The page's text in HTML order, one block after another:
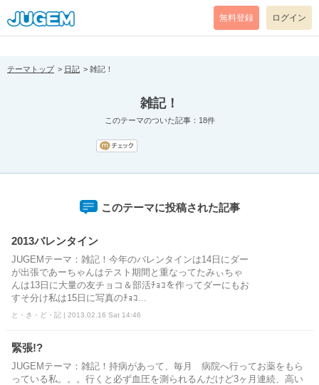
[pear_error: message="Success" code=0 mode=return level=notice
prefix="" info=""]
無料登録 ログイン
テーマトップ 日記 雑記！
雑記！
このテーマのついた記事：18件
このテーマに投稿された記事
2013バレンタイン
JUGEMテーマ：雑記！今年のバレンタインは14日にダー
が出張であーちゃんはテスト期間と重なってたみぃちゃ
んは13日に大量の友チョコ＆部活ﾁｮｺを作ってダーにもお
すそ分け私は15日に写真のﾁｮｺ...
と・き・ど・記 | 2013.02.16 Sat 14:46
緊張!?
JUGEMテーマ：雑記！持病があって、毎月 病院へ行ってお薬をもら
っている私。。。行くと必ず血圧を測られるんだけど3ヶ月連続、高い